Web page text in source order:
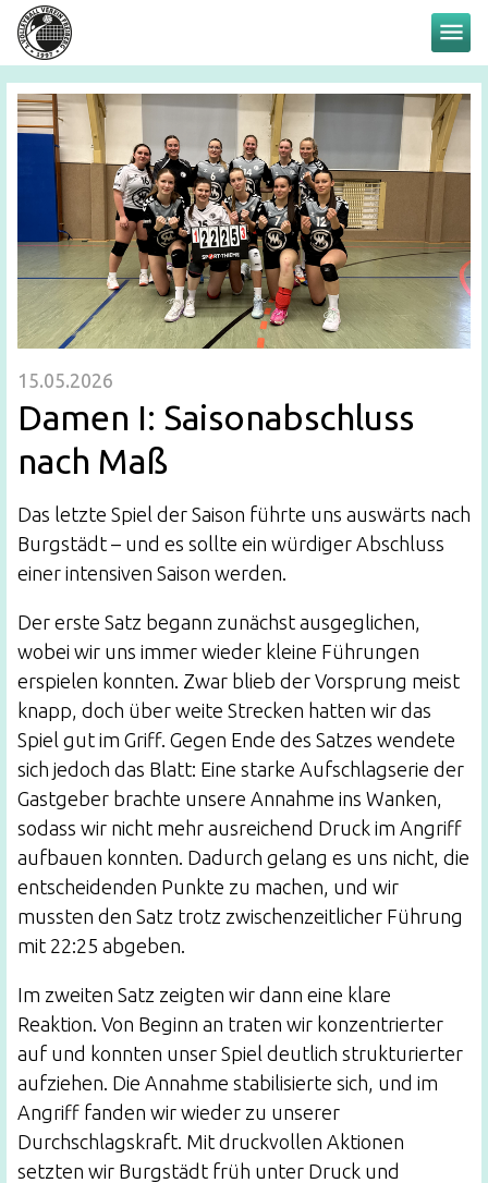
menu
15.05.2026
Damen I: Saisonabschluss
nach Maß
Das letzte Spiel der Saison führte uns auswärts nach
Burgstädt – und es sollte ein würdiger Abschluss
einer intensiven Saison werden.
Der erste Satz begann zunächst ausgeglichen,
wobei wir uns immer wieder kleine Führungen
erspielen konnten. Zwar blieb der Vorsprung meist
knapp, doch über weite Strecken hatten wir das
Spiel gut im Griff. Gegen Ende des Satzes wendete
sich jedoch das Blatt: Eine starke Aufschlagserie der
Gastgeber brachte unsere Annahme ins Wanken,
sodass wir nicht mehr ausreichend Druck im Angriff
aufbauen konnten. Dadurch gelang es uns nicht, die
entscheidenden Punkte zu machen, und wir
mussten den Satz trotz zwischenzeitlicher Führung
mit 22:25 abgeben.
Im zweiten Satz zeigten wir dann eine klare
Reaktion. Von Beginn an traten wir konzentrierter
auf und konnten unser Spiel deutlich strukturierter
aufziehen. Die Annahme stabilisierte sich, und im
Angriff fanden wir wieder zu unserer
Durchschlagskraft. Mit druckvollen Aktionen
setzten wir Burgstädt früh unter Druck und